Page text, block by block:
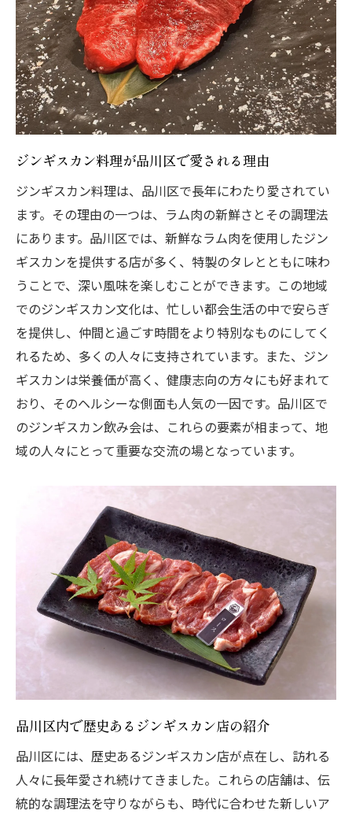
の人気
品川区でのジンギスカンがもたらす美容効
果
ジンギスカンを通じて深める仲間との絆は品川
区でどのように作られるか
ジンギスカンが仲間との絆を深める理由
品川区でのジンギスカンがもたらす交流の
機会
ジンギスカンで築く強い友情の秘訣
品川区でのジンギスカン飲み会で得られる
絆
ジンギスカンを通じて品川区での関係を築
く方法
品川区のジンギスカンがもたらすコミュニ
ケーション効果
ジンギスカンの起源と品川区での楽しみ方を徹
底解説
ジンギスカンの歴史と品川区での役割
エーション
ジンギスカンの起源を知り品川区で楽しむ
品川区のジンギスカンが進化した背景
ジンギスカンの伝統的な味を品川区で楽し
む
品川区でのジンギスカンの楽しみ方の提案
品川区ジンギスカンスポットでの特別な夜を過
品川区でジンギスカンを楽しむ特別な夜の
計画
ジンギスカンで特別なイベントを品川区で
開催する方法
品川区ジンギスカンスポットでの特別な体
ジンギスカン料理が品川区で愛される理由
ジンギスカン料理は、品川区で長年にわたり愛されてい
ます。その理由の一つは、ラム肉の新鮮さとその調理法
にあります。品川区では、新鮮なラム肉を使用したジン
ギスカンを提供する店が多く、特製のタレとともに味わ
うことで、深い風味を楽しむことができます。この地域
でのジンギスカン文化は、忙しい都会生活の中で安らぎ
を提供し、仲間と過ごす時間をより特別なものにしてく
れるため、多くの人々に支持されています。また、ジン
ギスカンは栄養価が高く、健康志向の方々にも好まれて
おり、そのヘルシーな側面も人気の一因です。品川区で
のジンギスカン飲み会は、これらの要素が相まって、地
域の人々にとって重要な交流の場となっています。
品川区内で歴史あるジンギスカン店の紹介
品川区には、歴史あるジンギスカン店が点在し、訪れる
人々に長年愛され続けてきました。これらの店舗は、伝
統的な調理法を守りながらも、時代に合わせた新しいア